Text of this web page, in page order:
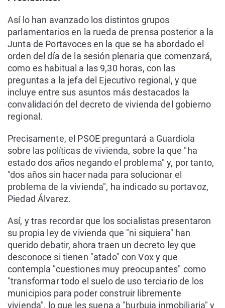
Así lo han avanzado los distintos grupos
parlamentarios en la rueda de prensa posterior a la
Junta de Portavoces en la que se ha abordado el
orden del día de la sesión plenaria que comenzará,
como es habitual a las 9,30 horas, con las
preguntas a la jefa del Ejecutivo regional, y que
incluye entre sus asuntos más destacados la
convalidación del decreto de vivienda del gobierno
regional.
Precisamente, el PSOE preguntará a Guardiola
sobre las políticas de vivienda, sobre la que "ha
estado dos años negando el problema" y, por tanto,
"dos años sin hacer nada para solucionar el
problema de la vivienda", ha indicado su portavoz,
Piedad Álvarez.
Así, y tras recordar que los socialistas presentaron
su propia ley de vivienda que "ni siquiera" han
querido debatir, ahora traen un decreto ley que
desconoce si tienen "atado" con Vox y que
contempla "cuestiones muy preocupantes" como
"transformar todo el suelo de uso terciario de los
municipios para poder construir libremente
vivienda", lo que les suena a "burbuja inmobiliaria" y